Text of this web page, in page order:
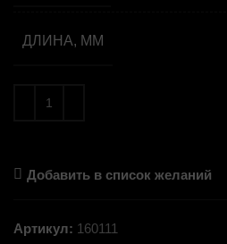
ДЛИНА, ММ
Добавить в список желаний
Артикул: 160111